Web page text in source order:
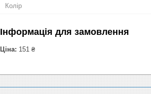
Колір
Інформація для замовлення
Ціна: 151 ₴